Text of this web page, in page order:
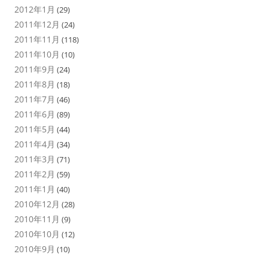
2012年1月 (29)
2011年12月 (24)
2011年11月 (118)
2011年10月 (10)
2011年9月 (24)
2011年8月 (18)
2011年7月 (46)
2011年6月 (89)
2011年5月 (44)
2011年4月 (34)
2011年3月 (71)
2011年2月 (59)
2011年1月 (40)
2010年12月 (28)
2010年11月 (9)
2010年10月 (12)
2010年9月 (10)